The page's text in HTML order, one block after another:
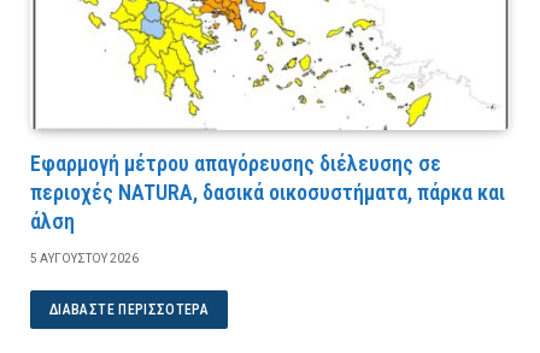
Εφαρμογή μέτρου απαγόρευσης διέλευσης σε
περιοχές NATURA, δασικά οικοσυστήματα, πάρκα και
άλση
5 ΑΥΓΟΎΣΤΟΥ 2026
ΔΙΑΒΆΣΤΕ ΠΕΡΙΣΣΌΤΕΡΑ